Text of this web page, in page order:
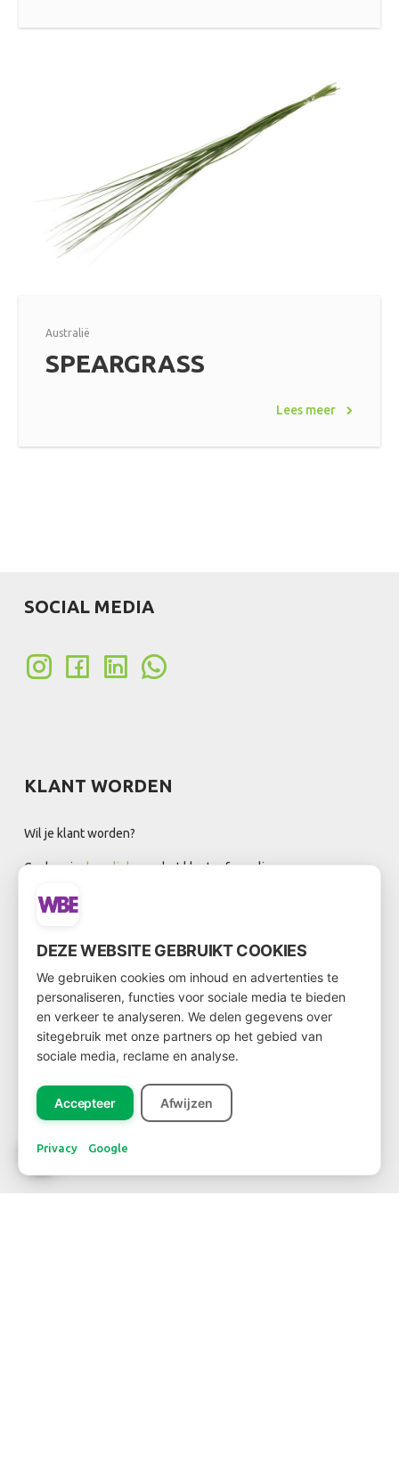
Australië
SPEARGRASS
Lees meer
SOCIAL MEDIA
KLANT WORDEN
Wil je klant worden?
Ga dan viadeze linknaar het klantenformulier
NIEUWSBRIEF
DEZE WEBSITE GEBRUIKT COOKIES
We gebruiken cookies om inhoud en advertenties te
personaliseren, functies voor sociale media te bieden
en verkeer te analyseren. We delen gegevens over
sitegebruik met onze partners op het gebied van
sociale media, reclame en analyse.
Accepteer Afwijzen
Privacy Google